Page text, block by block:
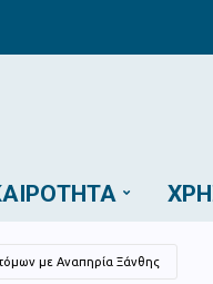
με Αναπηρία Ξάνθης